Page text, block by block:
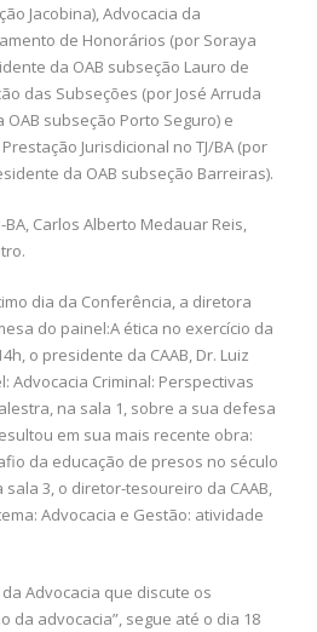
Jacobina), Advocacia da
de Honorários (por Soraya
da OAB subseção Lauro de
das Subseções (por José Arruda
subseção Porto Seguro) e
Jurisdicional no TJ/BA (por
da OAB subseção Barreiras).
Carlos Alberto Medauar Reis,
dia da Conferência, a diretora
do painel:A ética no exercício da
o presidente da CAAB, Dr. Luiz
Advocacia Criminal: Perspectivas
na sala 1, sobre a sua defesa
em sua mais recente obra:
da educação de presos no século
sala 3, o diretor-tesoureiro da CAAB,
Advocacia e Gestão: atividade
Advocacia que discute os
da advocacia”, segue até o dia 18